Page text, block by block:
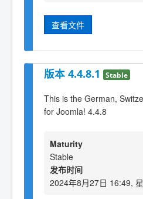
查看文件
版本 4.4.8.1 Stable
This is the German,
for Joomla! 4.4.8
Maturity
Stable
发布时间
2024年8月27日 16:49,